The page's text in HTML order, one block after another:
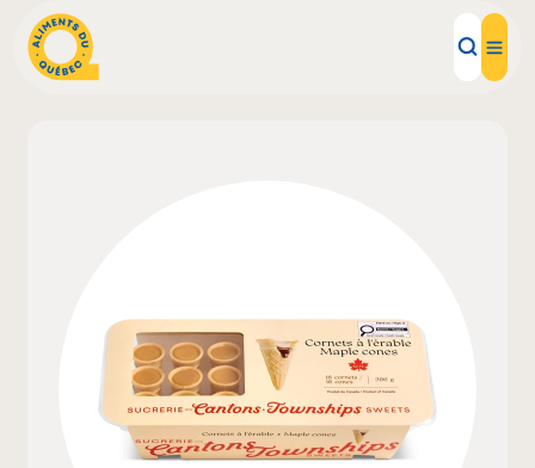
Inspirations d'ici
Restaurants
Institutions